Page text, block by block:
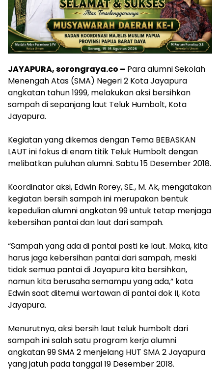
JAYAPURA, sorongraya.co – Para alumni Sekolah
Menengah Atas (SMA) Negeri 2 Kota Jayapura
angkatan tahun 1999, melakukan aksi bersihkan
sampah di sepanjang laut Teluk Humbolt, Kota
Jayapura.
Kegiatan yang dikemas dengan Tema BEBASKAN
LAUT ini fokus di enam titik Teluk Humbolt dengan
melibatkan puluhan alumni. Sabtu 15 Desember 2018.
Koordinator aksi, Edwin Rorey, SE., M. Ak, mengatakan
kegiatan bersih sampah ini merupakan bentuk
kepedulian alumni angkatan 99 untuk tetap menjaga
kebersihan pantai dan laut dari sampah.
“Sampah yang ada di pantai pasti ke laut. Maka, kita
harus jaga kebersihan pantai dari sampah, meski
tidak semua pantai di Jayapura kita bersihkan,
namun kita berusaha semampu yang ada,” kata
Edwin saat ditemui wartawan di pantai dok II, Kota
Jayapura.
Menurutnya, aksi bersih laut teluk humbolt dari
sampah ini salah satu program kerja alumni
angkatan 99 SMA 2 menjelang HUT SMA 2 Jayapura
yang jatuh pada tanggal 19 Desember 2018.